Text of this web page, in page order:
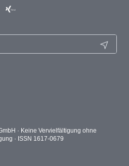
· Keine Vervielfältigung ohne
· ISSN 1617-0679